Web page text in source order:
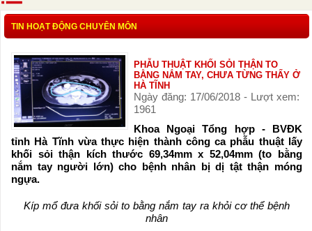
TIN HOẠT ĐỘNG CHUYÊN MÔN
PHẪU THUẬT KHỐI SỎI THẬN TO
BẰNG NẮM TAY, CHƯA TỪNG THẤY Ở
HÀ TĨNH
Ngày đăng: 17/06/2018 - Lượt xem:
1961
Khoa Ngoại Tổng hợp - BVĐK
tỉnh Hà Tĩnh vừa thực hiện thành công ca phẫu thuật lấy
khối sỏi thận kích thước 69,34mm x 52,04mm (to bằng
nắm tay người lớn) cho bệnh nhân bị dị tật thận móng
ngựa.
Kíp mổ đưa khối sỏi to bằng nắm tay ra khỏi cơ thể bệnh
nhân